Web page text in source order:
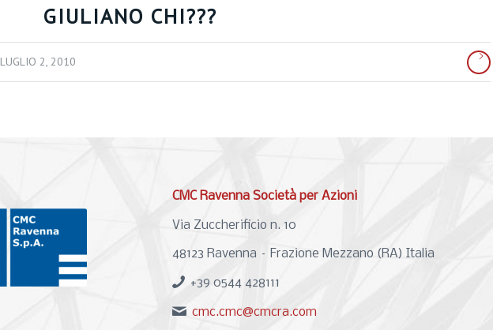
GIULIANO CHI???
LUGLIO 2, 2010
CMC Ravenna Società per Azioni
Via Zuccherificio n. 10
48123 Ravenna – Frazione Mezzano (RA) Italia
+39 0544 428111
cmc.cmc@cmcra.com